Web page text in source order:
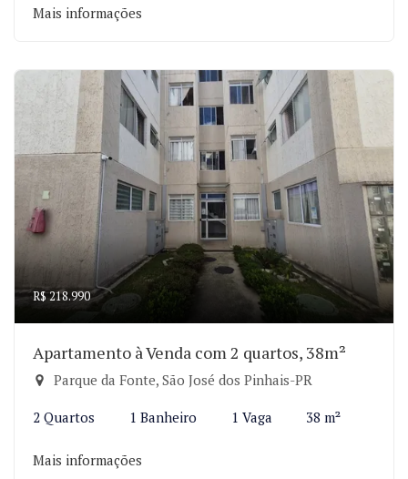
Mais informações
R$ 218.990
Apartamento à Venda com 2 quartos, 38m²
Parque da Fonte, São José dos Pinhais-PR
2 Quartos 1 Banheiro 1 Vaga 38 m²
Mais informações